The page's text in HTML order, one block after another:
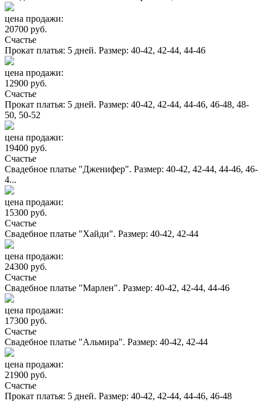
цена продажи:
20700 руб.
Счастье
Прокат платья: 5 дней. Размер: 40-42, 42-44, 44-46
цена продажи:
12900 руб.
Счастье
Прокат платья: 5 дней. Размер: 40-42, 42-44, 44-46, 46-48, 48-
50, 50-52
цена продажи:
19400 руб.
Счастье
Свадебное платье "Дженифер". Размер: 40-42, 42-44, 44-46, 46-
4...
цена продажи:
15300 руб.
Счастье
Свадебное платье "Хайди". Размер: 40-42, 42-44
цена продажи:
24300 руб.
Счастье
Свадебное платье "Марлен". Размер: 40-42, 42-44, 44-46
цена продажи:
17300 руб.
Счастье
Свадебное платье "Альмира". Размер: 40-42, 42-44
цена продажи:
21900 руб.
Счастье
Прокат платья: 5 дней. Размер: 40-42, 42-44, 44-46, 46-48